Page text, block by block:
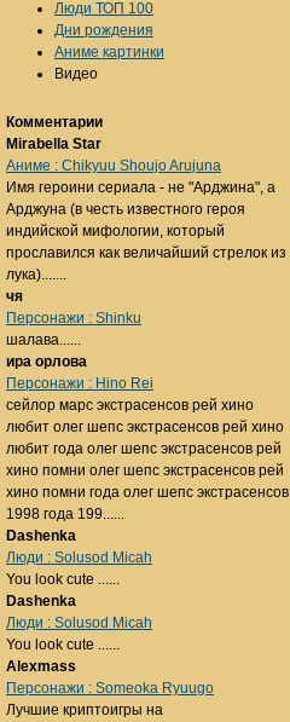
Люди ТОП 100
Дни рождения
Аниме картинки
Видео
Комментарии
Mirabella Star
Аниме : Chikyuu Shoujo Arujuna
Имя героини сериала - не "Арджина", а
Арджуна (в честь известного героя
индийской мифологии, который
прославился как величайший стрелок из
лука).......
чя
Персонажи : Shinku
шалава......
ира орлова
Персонажи : Hino Rei
сейлор марс экстрасенсов рей хино
любит олег шепс экстрасенсов рей хино
любит года олег шепс экстрасенсов рей
хино помни олег шепс экстрасенсов рей
хино помни года олег шепс экстрасенсов
1998 года 199......
Dashenka
Люди : Solusod Micah
You look cute ......
Dashenka
Люди : Solusod Micah
You look cute ......
Alexmass
Персонажи : Someoka Ryuugo
Лучшие криптоигры на